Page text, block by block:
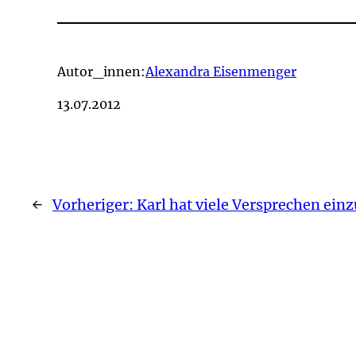
Autor_innen:Alexandra Eisenmenger
13.07.2012
← Vorheriger: Karl hat viele Versprechen